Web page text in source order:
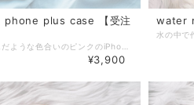
plus case 【受注
¥3,900
water